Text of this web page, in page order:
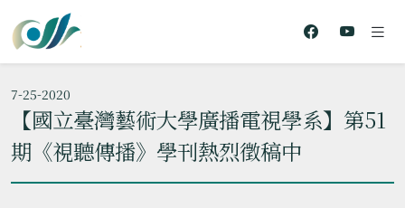
7-25-2020
【國立臺灣藝術大學廣播電視學系】第51
期《視聽傳播》學刊熱烈徵稿中